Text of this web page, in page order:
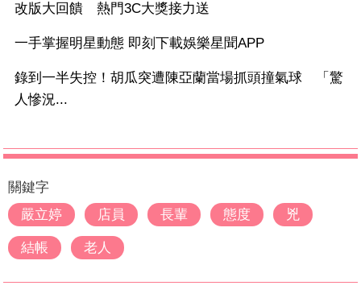
改版大回饋 熱門3C大獎接力送
一手掌握明星動態 即刻下載娛樂星聞APP
錄到一半失控！胡瓜突遭陳亞蘭當場抓頭撞氣球 「驚
人慘況...
關鍵字
嚴立婷
店員 長輩 態度 兇
結帳 老人